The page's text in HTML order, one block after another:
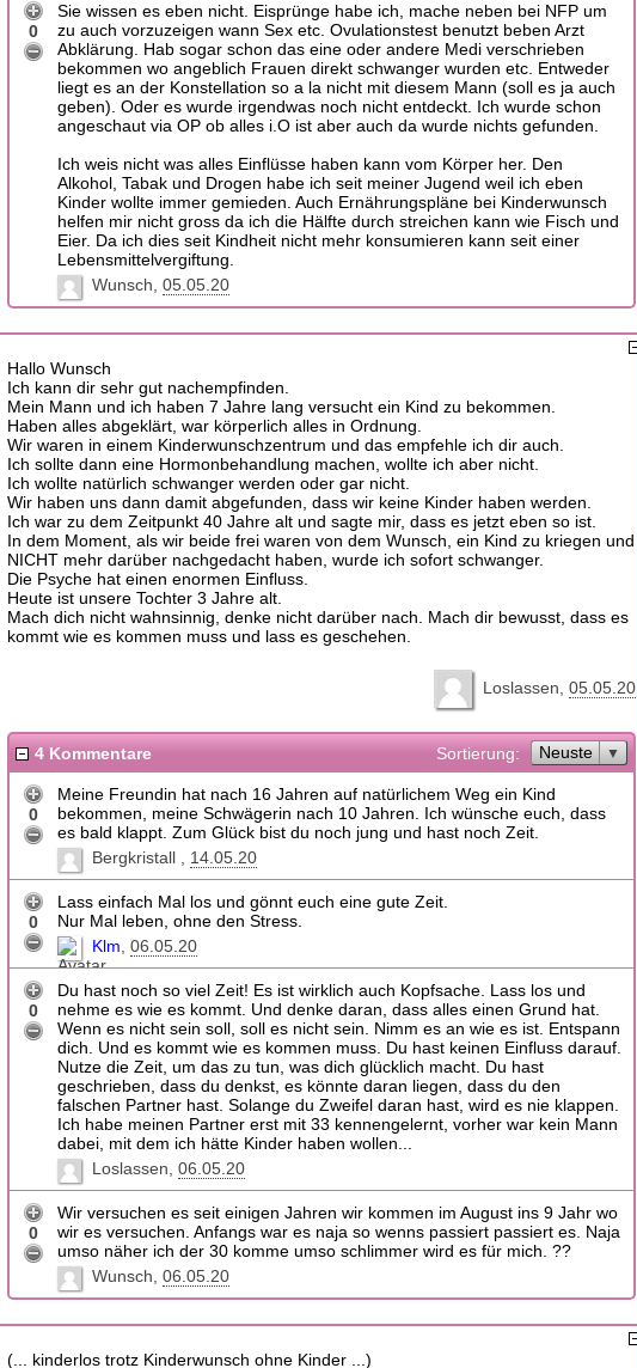
0
Sie wissen es eben nicht. Eisprünge habe ich, mache neben bei NFP um
zu auch vorzuzeigen wann Sex etc. Ovulationstest benutzt beben Arzt
Abklärung. Hab sogar schon das eine oder andere Medi verschrieben
bekommen wo angeblich Frauen direkt schwanger wurden etc. Entweder
liegt es an der Konstellation so a la nicht mit diesem Mann (soll es ja auch
geben). Oder es wurde irgendwas noch nicht entdeckt. Ich wurde schon
angeschaut via OP ob alles i.O ist aber auch da wurde nichts gefunden.
Ich weis nicht was alles Einflüsse haben kann vom Körper her. Den
Alkohol, Tabak und Drogen habe ich seit meiner Jugend weil ich eben
Kinder wollte immer gemieden. Auch Ernährungspläne bei Kinderwunsch
helfen mir nicht gross da ich die Hälfte durch streichen kann wie Fisch und
Eier. Da ich dies seit Kindheit nicht mehr konsumieren kann seit einer
Lebensmittelvergiftung.
Wunsch 05.05.20
Hallo Wunsch
Ich kann dir sehr gut nachempfinden.
Mein Mann und ich haben 7 Jahre lang versucht ein Kind zu bekommen.
Haben alles abgeklärt, war körperlich alles in Ordnung.
Wir waren in einem Kinderwunschzentrum und das empfehle ich dir auch.
Ich sollte dann eine Hormonbehandlung machen, wollte ich aber nicht.
Ich wollte natürlich schwanger werden oder gar nicht.
Wir haben uns dann damit abgefunden, dass wir keine Kinder haben werden.
Ich war zu dem Zeitpunkt 40 Jahre alt und sagte mir, dass es jetzt eben so ist.
In dem Moment, als wir beide frei waren von dem Wunsch, ein Kind zu kriegen und
NICHT mehr darüber nachgedacht haben, wurde ich sofort schwanger.
Die Psyche hat einen enormen Einfluss.
Heute ist unsere Tochter 3 Jahre alt.
Mach dich nicht wahnsinnig, denke nicht darüber nach. Mach dir bewusst, dass es
kommt wie es kommen muss und lass es geschehen.
Loslassen 05.05.20
4 Kommentare Sortierung: Neuste
0
Meine Freundin hat nach 16 Jahren auf natürlichem Weg ein Kind
bekommen, meine Schwägerin nach 10 Jahren. Ich wünsche euch, dass
es bald klappt. Zum Glück bist du noch jung und hast noch Zeit.
Bergkristall
14.05.20
0
Lass einfach Mal los und gönnt euch eine gute Zeit.
Nur Mal leben, ohne den Stress.
Klm 06.05.20
0
Du hast noch so viel Zeit! Es ist wirklich auch Kopfsache. Lass los und
nehme es wie es kommt. Und denke daran, dass alles einen Grund hat.
Wenn es nicht sein soll, soll es nicht sein. Nimm es an wie es ist. Entspann
dich. Und es kommt wie es kommen muss. Du hast keinen Einfluss darauf.
Nutze die Zeit, um das zu tun, was dich glücklich macht. Du hast
geschrieben, dass du denkst, es könnte daran liegen, dass du den
falschen Partner hast. Solange du Zweifel daran hast, wird es nie klappen.
Ich habe meinen Partner erst mit 33 kennengelernt, vorher war kein Mann
dabei, mit dem ich hätte Kinder haben wollen...
Loslassen 06.05.20
0
Wir versuchen es seit einigen Jahren wir kommen im August ins 9 Jahr wo
wir es versuchen. Anfangs war es naja so wenns passiert passiert es. Naja
umso näher ich der 30 komme umso schlimmer wird es für mich. ??
Wunsch 06.05.20
(... kinderlos trotz Kinderwunsch ohne Kinder ...)